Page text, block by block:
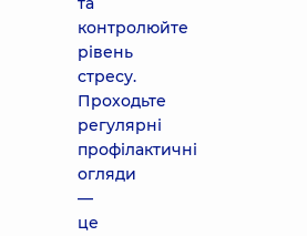
контролюйте
рівень
стресу.
Проходьте
регулярні
профілактичні
огляди
—
це